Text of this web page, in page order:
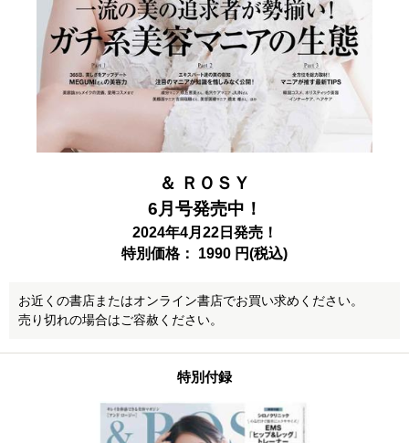
＆ ＲＯＳＹ
6月号発売中！
2024年4月22日発売！
特別価格： 1990 円(税込)
お近くの書店またはオンライン書店でお買い求めください。
売り切れの場合はご容赦ください。
特別付録